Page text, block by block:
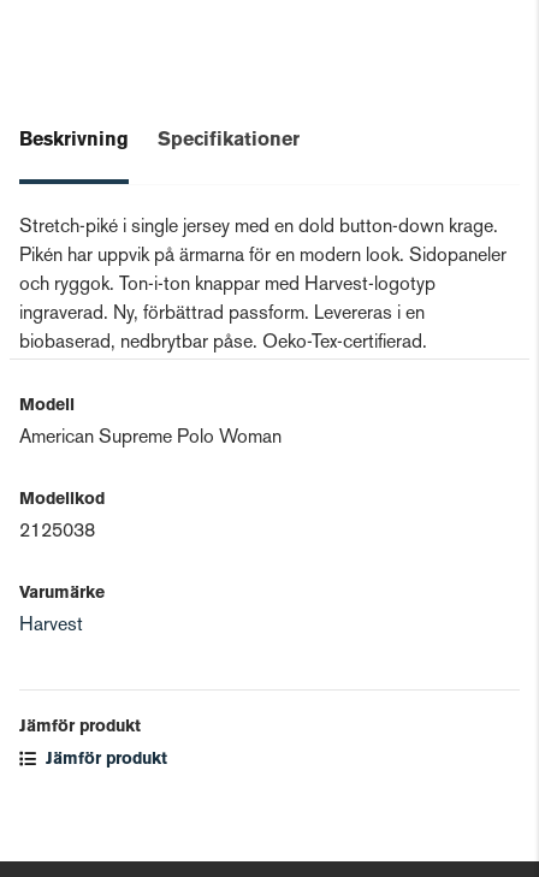
Beskrivning Specifikationer
Stretch-piké i single jersey med en dold button-down krage.
Pikén har uppvik på ärmarna för en modern look. Sidopaneler
och ryggok. Ton-i-ton knappar med Harvest-logotyp
ingraverad. Ny, förbättrad passform. Levereras i en
biobaserad, nedbrytbar påse. Oeko-Tex-certifierad.
Modell
American Supreme Polo Woman
Modellkod
2125038
Varumärke
Harvest
Jämför produkt
Jämför produkt